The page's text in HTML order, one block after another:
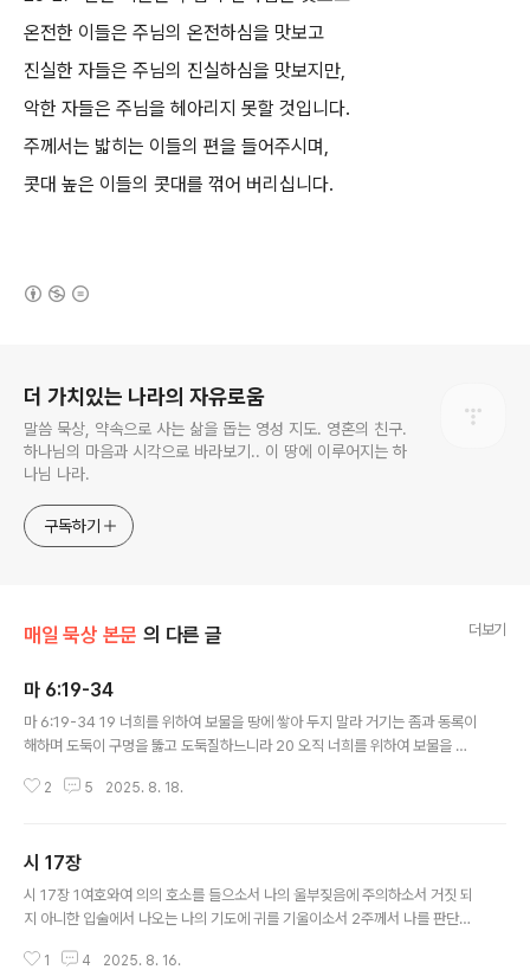
온전한 이들은 주님의 온전하심을 맛보고
진실한 자들은 주님의 진실하심을 맛보지만,
악한 자들은 주님을 헤아리지 못할 것입니다.
주께서는 밟히는 이들의 편을 들어주시며,
콧대 높은 이들의 콧대를 꺾어 버리십니다.
더 가치있는 나라의 자유로움
말씀 묵상, 약속으로 사는 삶을 돕는 영성 지도. 영혼의 친구.
하나님의 마음과 시각으로 바라보기.. 이 땅에 이루어지는 하
나님 나라.
구독하기
매일 묵상 본문 의 다른 글 더보기
마 6:19-34
마 6:19-34 19 너희를 위하여 보물을 땅에 쌓아 두지 말라 거기는 좀과 동록이
해하며 도둑이 구멍을 뚫고 도둑질하느니라 20 오직 너희를 위하여 보물을 하
하고 도둑질도 못하느니라 21 네 보물 있는 그 곳에는 네 마음도 있느니라 22
마나 더하겠느냐 24 한 사람이 두 주인을 섬기지 못할 것이니 혹 이를 미워하고
저를 사랑하거나 혹 이를 중히 여기고 저를 경히 여김이라 너희가 하나님과 재
물을 겸하여 섬기지 못하느니라 25 그러므로 내가 너희에게 이르노니 목숨을
2 5 2025. 8. 18.
시 17장
시 17장 1여호와여 의의 호소를 들으소서 나의 울부짖음에 주의하소서 거짓 되
지 아니한 입술에서 나오는 나의 기도에 귀를 기울이소서 2주께서 나를 판단하
오시어서 나를 감찰하셨으나 흠을 찾지 못하셨사오니 내가 결심하고 입으로 범
1 4 2025. 8. 16.